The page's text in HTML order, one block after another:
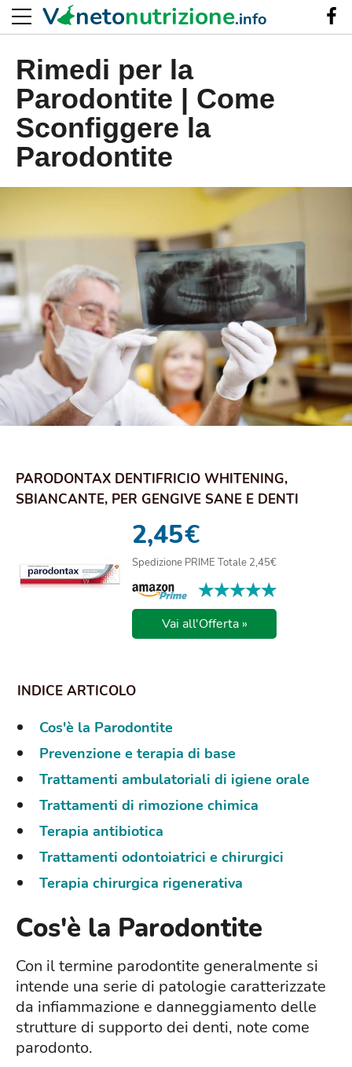
Rimedi per la
Parodontite | Come
Sconfiggere la
Parodontite
PARODONTAX DENTIFRICIO WHITENING,
SBIANCANTE, PER GENGIVE SANE E DENTI
2,45€
Spedizione PRIME Totale 2,45€
★★★★★
★★★★★
Vai all'Offerta »
Cos'è la Parodontite
Prevenzione e terapia di base
Trattamenti ambulatoriali di igiene orale
Trattamenti di rimozione chimica
Terapia antibiotica
Trattamenti odontoiatrici e chirurgici
Terapia chirurgica rigenerativa
Cos'è la Parodontite
Con il termine parodontite generalmente si
intende una serie di patologie caratterizzate
da infiammazione e danneggiamento delle
strutture di supporto dei denti, note come
parodonto.
V netonutrizione.info